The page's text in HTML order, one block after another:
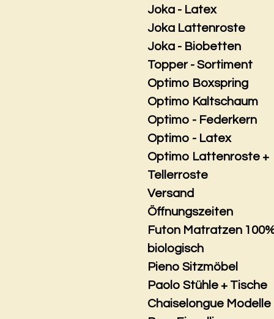
Joka - Latex
Joka Lattenroste
Joka - Biobetten
Topper - Sortiment
Optimo Boxspring
Optimo Kaltschaum
Optimo - Federkern
Optimo - Latex
Optimo Lattenroste +
Tellerroste
Versand
Öffnungszeiten
Futon Matratzen
biologisch
Pieno Sitzmöbel
Paolo Stühle + Tische
Chaiselongue Modelle